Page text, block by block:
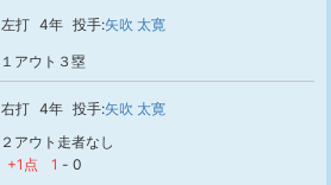
左打 4年 投手:矢吹 太寛
１アウト３塁
右打 4年 投手:矢吹 太寛
２アウト走者なし
+1点
1 - 0